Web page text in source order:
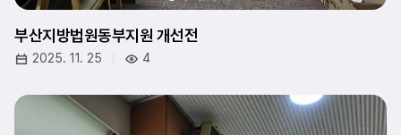
부산지방법원동부지원 개선전
2025. 11. 25 4